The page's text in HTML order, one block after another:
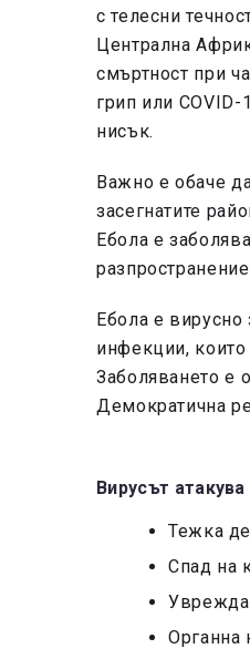
с телесни
Централна
смъртност при
грип или
нисък.
Важно е обаче
засегнатите
Ебола е
Ебола е вирусно
инфекции,
Заболяването е
Демократична
Вирусът
Тежка
Спад на
Органна